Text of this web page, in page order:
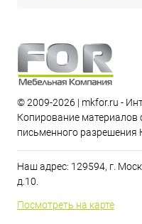
© 2009-2026 | mkfor.ru -
Копирование материалов
письменного
Наш адрес: 129594, г.
д.10.
Посмотреть на карте